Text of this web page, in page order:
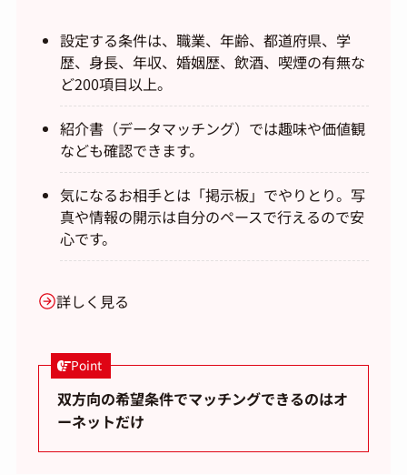
設定する条件は、職業、年齢、都道府県、学
歴、身長、年収、婚姻歴、飲酒、喫煙の有無な
ど200項目以上。
紹介書（データマッチング）では趣味や価値観
なども確認できます。
気になるお相手とは「掲示板」でやりとり。写
真や情報の開示は自分のペースで行えるので安
心です。
詳しく見る
Point
双方向の希望条件でマッチングできるのはオ
ーネットだけ